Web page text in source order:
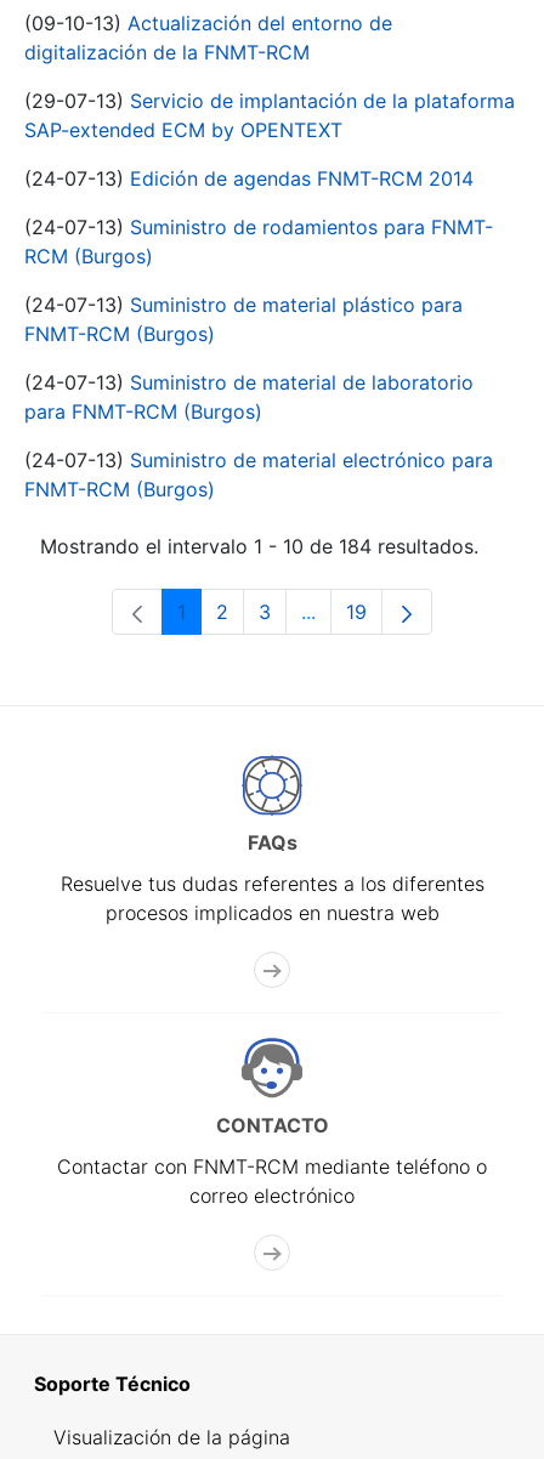
(09-10-13) Actualización del entorno de
digitalización de la FNMT-RCM
(29-07-13) Servicio de implantación de la plataforma
SAP-extended ECM by OPENTEXT
(24-07-13) Edición de agendas FNMT-RCM 2014
(24-07-13) Suministro de rodamientos para FNMT-
RCM (Burgos)
(24-07-13) Suministro de material plástico para
FNMT-RCM (Burgos)
(24-07-13) Suministro de material de laboratorio
para FNMT-RCM (Burgos)
(24-07-13) Suministro de material electrónico para
FNMT-RCM (Burgos)
Mostrando el intervalo 1 - 10 de 184 resultados.
Página
1 Página
2 Página
3 ...Páginas intermedias Use
Página
19
FAQs
Resuelve tus dudas referentes a los diferentes
procesos implicados en nuestra web
CONTACTO
Contactar con FNMT-RCM mediante teléfono o
correo electrónico
Soporte Técnico
Visualización de la página